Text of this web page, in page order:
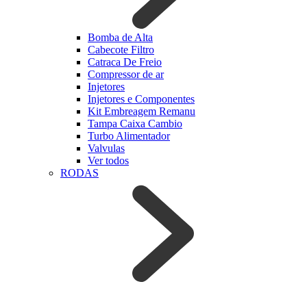
Bomba de Alta
Cabecote Filtro
Catraca De Freio
Compressor de ar
Injetores
Injetores e Componentes
Kit Embreagem Remanu
Tampa Caixa Cambio
Turbo Alimentador
Valvulas
Ver todos
RODAS